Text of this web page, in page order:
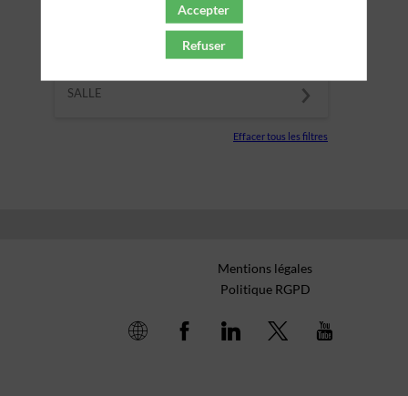
SALLE
Effacer tous les filtres
Mentions légales
Politique RGPD
Accepter
Refuser